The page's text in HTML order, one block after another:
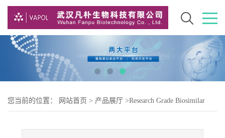
您当前的位置： 网站首页 > 产品展厅 >Research Grade Biosimilar